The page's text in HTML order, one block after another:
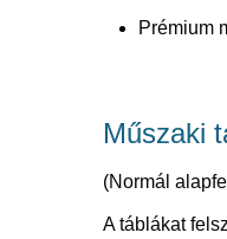
Prémium
Műszaki
(Normál
A táblákat